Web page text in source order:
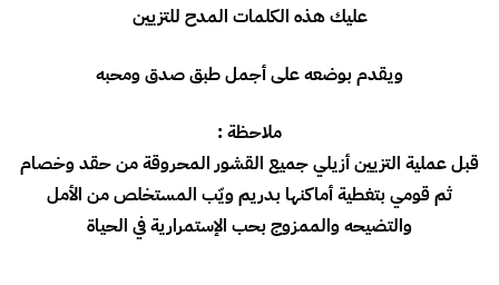
عليك هذه الكلمات المدح للتزيين
ويقدم بوضعه على أجمل طبق صدق ومحبه
ملاحظة :
قبل عملية التزيين أزيلي جميع القشور المحروقة من حقد وخصام
ثم قومي بتغطية أماكنها بدريم ويّب المستخلص من الأمل
والتضيحه والممزوج بحب الإستمرارية في الحياة